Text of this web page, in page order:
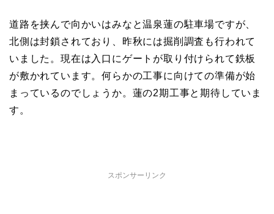
道路を挟んで向かいはみなと温泉蓮の駐車場ですが、
北側は封鎖されており、昨秋には掘削調査も行われて
いました。現在は入口にゲートが取り付けられて鉄板
が敷かれています。何らかの工事に向けての準備が始
まっているのでしょうか。蓮の2期工事と期待していま
す。
スポンサーリンク